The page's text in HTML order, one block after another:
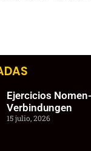
Ejercicios
Verbindungen
15 julio, 2026